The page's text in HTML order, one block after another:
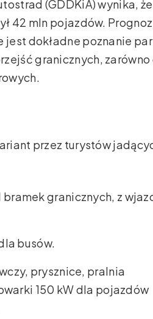
(GDDKiA) wynika,
42 mln pojazdów.
jest dokładne poznanie
granicznych, zarówno
przez turystów
bramek granicznych, z
busów.
prysznice, pralnia
150 kW dla pojazdów